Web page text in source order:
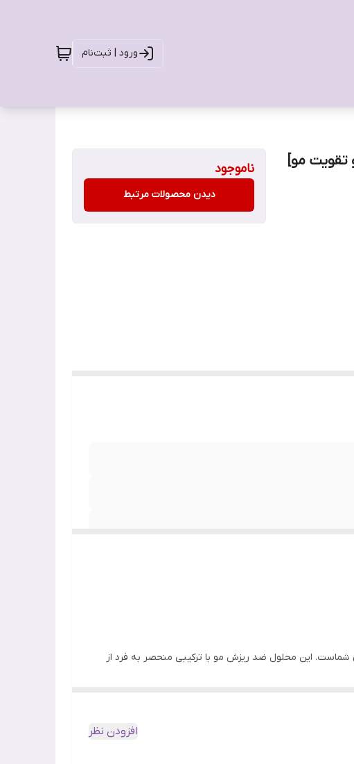
ورود | ثبت‌نام
تقویت مو] ناموجود
دیدن محصولات مرتبط
شماست. این محلول ضد ریزش مو با ترکیبی منحصر به فرد از
افزودن نظر